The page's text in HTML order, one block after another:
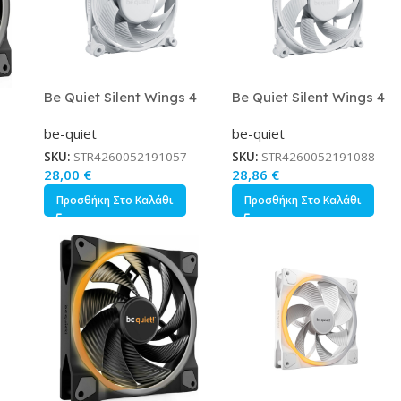
Be Quiet Silent Wings 4
Σύνδεση 4-Pin PWM Λευκό
be-quiet
SKU: STR4260052191057
28,00 €
Προσθήκη Στο Καλάθι
Be Quiet Silent Wings 4
Σύνδεση 4-Pin PWM Λευκό
be-quiet
SKU: STR4260052191088
28,86 €
Προσθήκη Στο Καλάθι